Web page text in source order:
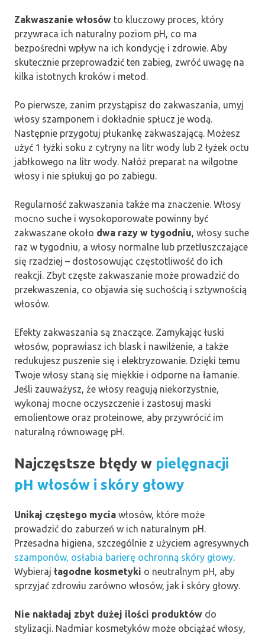
Zakwaszanie włosów to kluczowy proces, który
przywraca ich naturalny poziom pH, co ma
bezpośredni wpływ na ich kondycję i zdrowie. Aby
skutecznie przeprowadzić ten zabieg, zwróć uwagę na
kilka istotnych kroków i metod.
Po pierwsze, zanim przystąpisz do zakwaszania, umyj
włosy szamponem i dokładnie spłucz je wodą.
Następnie przygotuj płukankę zakwaszającą. Możesz
użyć 1 łyżki soku z cytryny na litr wody lub 2 łyżek octu
jabłkowego na litr wody. Nałóż preparat na wilgotne
włosy i nie spłukuj go po zabiegu.
Regularność zakwaszania także ma znaczenie. Włosy
mocno suche i wysokoporowate powinny być
zakwaszane około dwa razy w tygodniu , włosy suche
raz w tygodniu, a włosy normalne lub przetłuszczające
się rzadziej – dostosowując częstotliwość do ich
reakcji. Zbyt częste zakwaszanie może prowadzić do
przekwaszenia, co objawia się suchością i sztywnością
włosów.
Efekty zakwaszania są znaczące. Zamykając łuski
włosów, poprawiasz ich blask i nawilżenie, a także
redukujesz puszenie się i elektryzowanie. Dzięki temu
Twoje włosy staną się miękkie i odporne na łamanie.
Jeśli zauważysz, że włosy reagują niekorzystnie,
wykonaj mocne oczyszczenie i zastosuj maski
emolientowe oraz proteinowe, aby przywrócić im
naturalną równowagę pH.
Najczęstsze błędy w pielęgnacji
pH włosów i skóry głowy
Unikaj częstego mycia włosów, które może
prowadzić do zaburzeń w ich naturalnym pH.
Przesadna higiena, szczególnie z użyciem agresywnych
szamponów, osłabia barierę ochronną skóry głowy
Wybieraj łagodne kosmetyki o neutralnym pH, aby
sprzyjać zdrowiu zarówno włosów, jak i skóry głowy.
Nie nakładaj zbyt dużej ilości produktów do
stylizacji. Nadmiar kosmetyków może obciążać włosy,